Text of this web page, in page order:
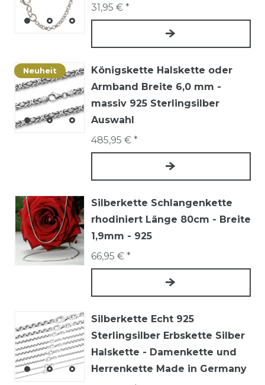
31,95 € *
Neuheit
Königskette Halskette oder
Armband Breite 6,0 mm -
massiv 925 Sterlingsilber
Auswahl
485,95 € *
Silberkette Schlangenkette
rhodiniert Länge 80cm - Breite
1,9mm - 925
66,95 € *
Silberkette Echt 925
Sterlingsilber Erbskette Silber
Halskette - Damenkette und
Herrenkette Made in Germany